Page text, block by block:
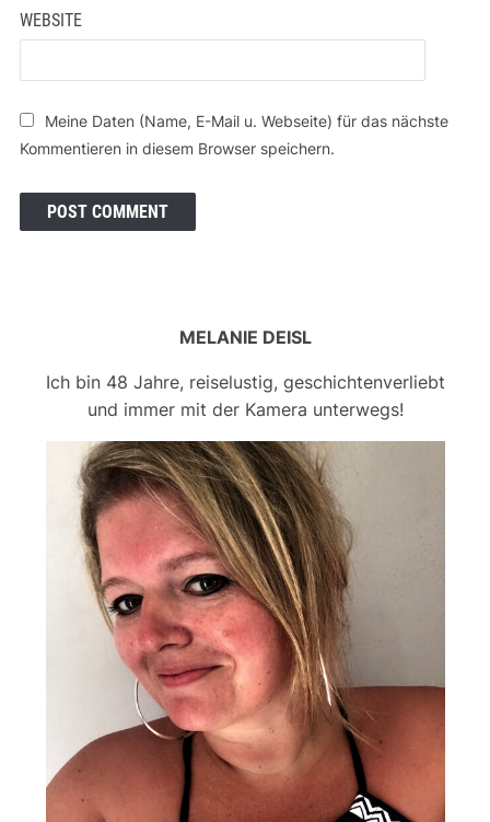
WEBSITE
Meine Daten (Name, E-Mail u. Webseite) für das nächste
Kommentieren in diesem Browser speichern.
MELANIE DEISL
Ich bin 48 Jahre, reiselustig, geschichtenverliebt
und immer mit der Kamera unterwegs!